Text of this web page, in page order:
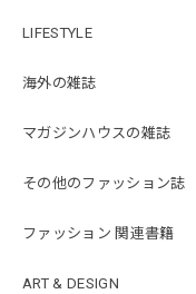
LIFESTYLE
海外の雑誌
マガジンハウスの雑誌
その他のファッション誌
ファッション 関連書籍
ART & DESIGN